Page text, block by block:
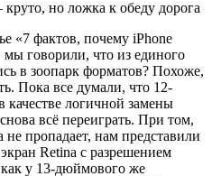
но ложка к обеду дорога
«7 фактов, почему iPhone
говорили, что из единого
в зоопарк форматов? Похоже,
Пока все думали, что 12-
логичной замены
всё переиграть. При том,
пропадает, нам представили
Retina с разрешением
у 13-дюймового же